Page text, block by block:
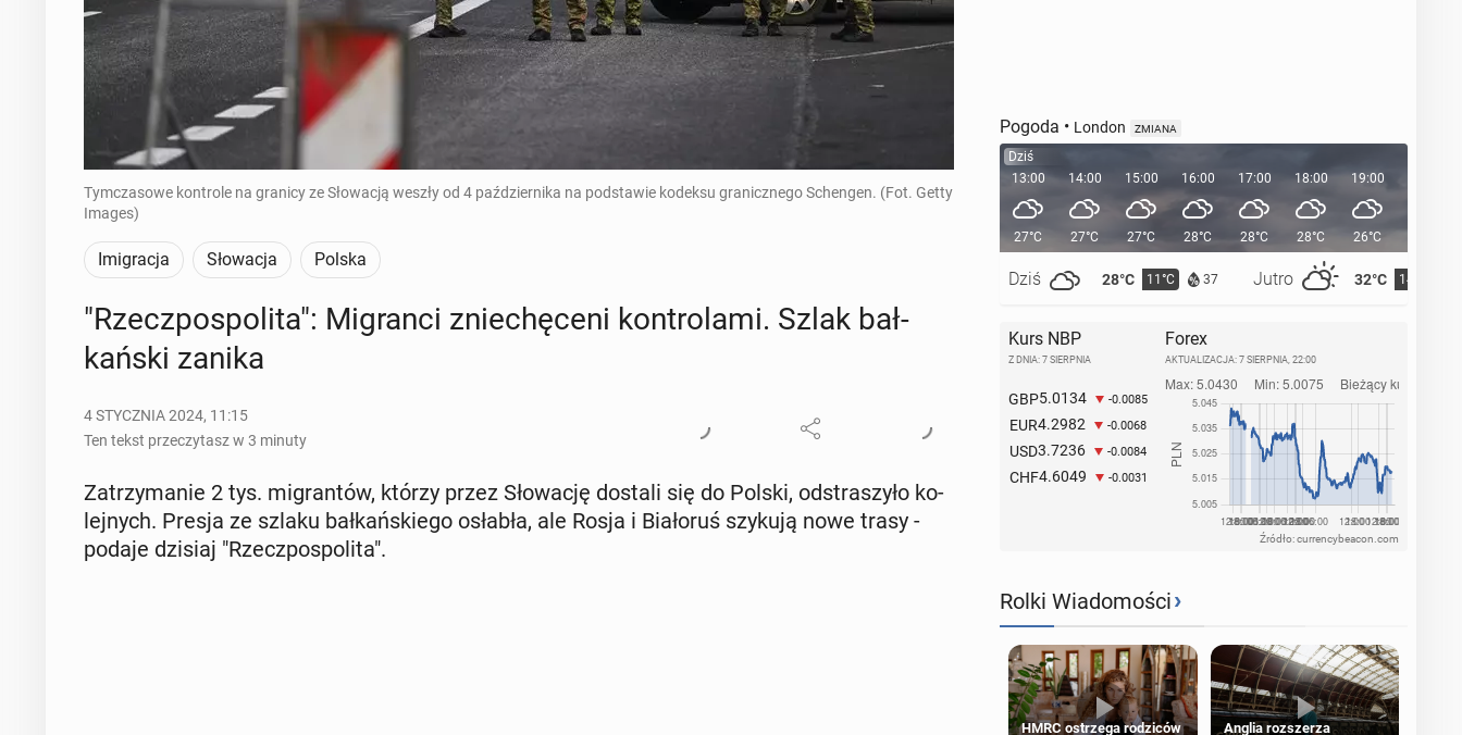
Tymczasowe kontrole na granicy ze Słowacją weszły od 4 października na podstawie kodeksu granicznego Schengen. (Fot. Getty
Images)
Imigracja Słowacja Polska
"Rzecz­po­spo­li­ta": Mi­gran­ci znie­chę­ce­ni kon­tro­la­mi. Szlak bał­
kań­ski zanika
4 STYCZNIA 2024, 11:15
Ten tekst przeczytasz w 3 minuty
Za­trzy­ma­nie 2 tys. mi­gran­tów, którzy przez Sło­wa­cję dostali się do Polski, od­stra­szy­ło ko­
lej­nych. Presja ze szlaku bał­kań­skie­go osłabła, ale Rosja i Bia­ło­ruś szykują nowe trasy -
podaje dzisiaj "Rzecz­po­spo­li­ta".
Pogoda • London ZMIANA
Dziś
13:00
27°C
Dziś 28°C 11°C 37 Jutro 32°C 14°C
14:00
27°C
15:00
27°C
16:00
28°C
17:00
28°C
18:00
28°C
19:00
26°C
Kurs NBP
Z DNIA: 7 SIERPNIA
GBP5.0134 -0.0085
EUR4.2982 -0.0068
USD3.7236 -0.0084
CHF4.6049 -0.0031
Forex
AKTUALIZACJA: 7 SIERPNIA, 22:00
Źródło: currencybeacon.com
Rolki Wiadomości›
HMRC ostrzega rodziców
Anglia rozszerza